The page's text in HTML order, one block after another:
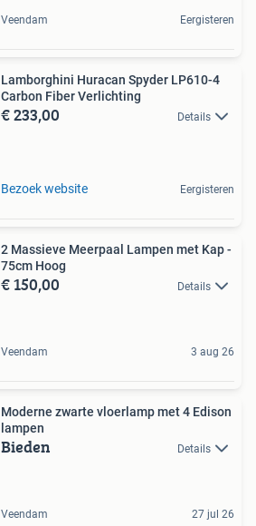
Veendam Eergisteren
Lamborghini Huracan Spyder LP610-4
Carbon Fiber Verlichting
€ 233,00 Details
Bezoek website Eergisteren
2 Massieve Meerpaal Lampen met Kap -
75cm Hoog
€ 150,00 Details
Veendam 3 aug 26
Moderne zwarte vloerlamp met 4 Edison
lampen
Bieden Details
Veendam 27 jul 26